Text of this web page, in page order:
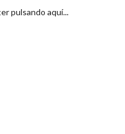
pulsando aquí...